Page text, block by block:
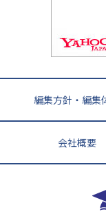
鹿児
教育ジャーナ
編集方針・編集
会社概要